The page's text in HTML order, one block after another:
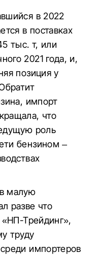
в 2022
в поставках
тыс. т, или
2021 года, и,
позиция у
импорт
что
роль
бензином –
малую
разве что
«НП-Трейдинг»,
труду
импортеров